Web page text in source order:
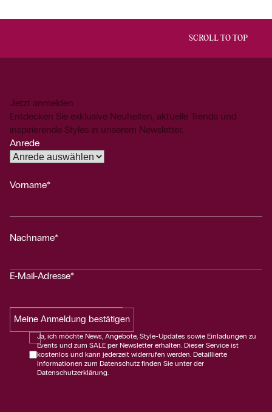
SCROLL TO TOP
Jetzt anmelden
Entdecken Sie exklusive Neuheiten, aktuelle Trends und
inspirierende Styles in unserem Newsletter.
Anrede
Vorname*
Nachname*
E-Mail-Adresse*
Meine Anmeldung bestätigen
Ja, ich möchte News, Angebote, Style-Updates sowie Einladungen zu
Events und zum SALE per Newsletter erhalten. Dieser Service ist
kostenlos und kann jederzeit widerrufen werden. Detaillierte
Informationen zum Datenschutz finden Sie unter der
Datenschutzerklärung.